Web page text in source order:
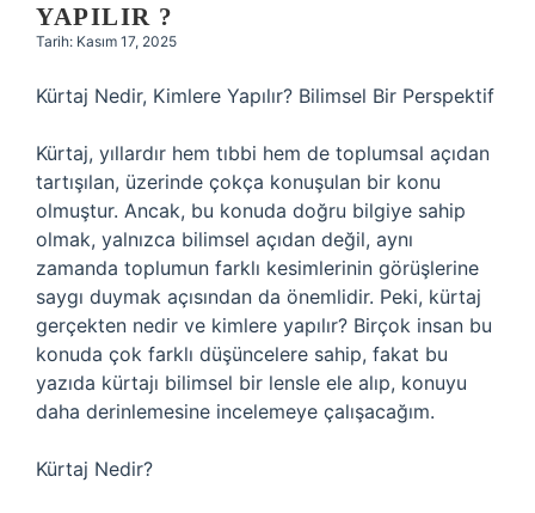
Hakkımızda
YAPILIR ?
Tarih: Kasım 17, 2025
Kürtaj Nedir, Kimlere Yapılır? Bilimsel Bir Perspektif
Kürtaj, yıllardır hem tıbbi hem de toplumsal açıdan
tartışılan, üzerinde çokça konuşulan bir konu
olmuştur. Ancak, bu konuda doğru bilgiye sahip
olmak, yalnızca bilimsel açıdan değil, aynı
zamanda toplumun farklı kesimlerinin görüşlerine
saygı duymak açısından da önemlidir. Peki, kürtaj
gerçekten nedir ve kimlere yapılır? Birçok insan bu
konuda çok farklı düşüncelere sahip, fakat bu
yazıda kürtajı bilimsel bir lensle ele alıp, konuyu
daha derinlemesine incelemeye çalışacağım.
Kürtaj Nedir?